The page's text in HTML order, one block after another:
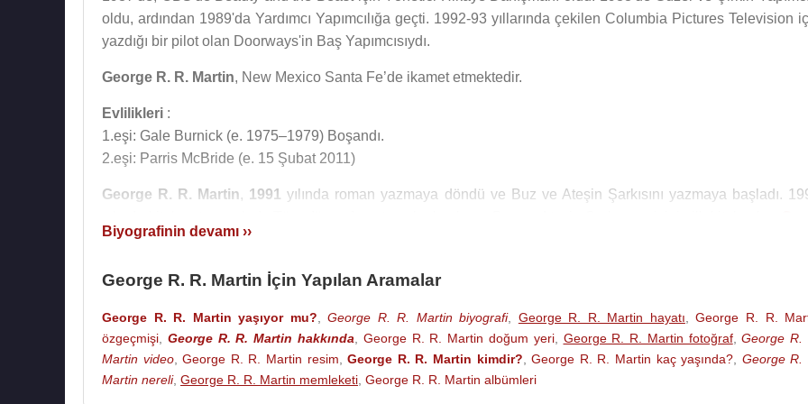
oldu, ardından 1989'da Yardımcı Yapımcılığa geçti. 1992-93 yıllarında çekilen Columbia Pictures Television
yazdığı bir pilot olan Doorways'in Baş Yapımcısıydı.
George R. R. Martin, New Mexico Santa Fe’de ikamet etmektedir.
Evlilikleri :
1.eşi: Gale Burnick (e. 1975–1979) Boşandı.
2.eşi: Parris McBride (e. 15 Şubat 2011)
George R. R. Martin, 1991
yılında roman yazmaya döndü ve Buz ve Ateşin Şarkısını yazmaya başladı.
of ThronesyaniTaht Oyunları
Serinin 4. Kitabı olan Kargaların ZiyafetiNew York Times
George R. R. Martin, Buz ve Ateşin Şarkısı olarak çevrilen ve daha sonraGame of Thronesadıyla dizisi
A Song of Ice and Fire isimli epik fantezi roman serisinin yazarı olarak tanınmıştır.
Biyografinin devamı ››
George R. R. Martin İçin Yapılan Aramalar
George R. R. Martin yaşıyor mu? ,George R. R. Martin biyografi, George R. R. Martin hayatı ,George R. R.
özgeçmişi
George R. R. Martin hakkında George R. R. Martin doğum yeri, George R. R. Martin fotoğraf,George R.
Martin video,George R. R. Martin resim ,George R. R. Martin kimdir? ,George R. R. Martin kaç yaşında?
George R.
Martin nereli, George R. R. Martin memleketi George R. R. Martin albümleri